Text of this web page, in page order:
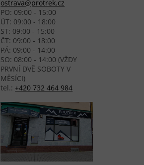
ostrava@protrek.cz
PO: 09:00 - 15:00
ÚT: 09:00 - 18:00
ST: 09:00 - 15:00
ČT: 09:00 - 18:00
PÁ: 09:00 - 14:00
SO: 08:00 - 14:00 (VŽDY
PRVNÍ DVĚ SOBOTY V
MĚSÍCI)
tel.:+420 732 464 984